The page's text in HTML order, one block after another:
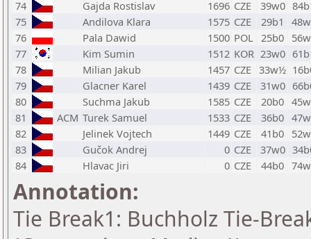
74
Gajda Rostislav 1696 CZE 39w0
75
Andilova Klara 1575 CZE 29b1
76
Pala Dawid 1500 POL 25b0
77
Kim Sumin 1512 KOR 23w0
78
Milian Jakub 1457 CZE 33w½
79
Glacner Karel 1439 CZE 31w0
80
Suchma Jakub 1585 CZE 20b0
81
ACM Turek Samuel 1533 CZE 36b0
82
Jelinek Vojtech 1449 CZE 41b0
83
Gučok Andrej 0 CZE 37w0
84
Hlavac Jiri 0 CZE 44b0
Annotation:
Tie Break1: Buchholz Tie-